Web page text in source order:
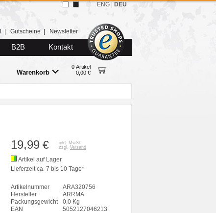
Gutscheine Newsletter
B2B Kontakt
Warenkorb
0 Artikel
0,00 €
ENG DEU
19,99 €
inkl. MwSt.
zzgl. Versand
Artikel auf Lager
Lieferzeit ca. 7 bis 10 Tage*
Artikelnummer
ARA320756
Hersteller
ARRMA
Packungsgewicht
0,0 Kg
EAN
5052127046213